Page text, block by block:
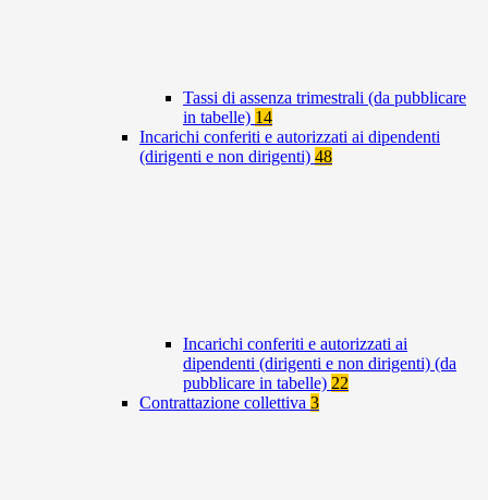
Tassi di assenza trimestrali (da pubblicare
in tabelle) 14
Incarichi conferiti e autorizzati ai dipendenti
(dirigenti e non dirigenti) 48
Incarichi conferiti e autorizzati ai
dipendenti (dirigenti e non dirigenti) (da
pubblicare in tabelle) 22
Contrattazione collettiva 3